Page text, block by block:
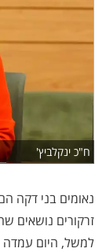
ח"כ ינקלביץ'
נאומים בני דקה
זרקורים
למשל, היום עמדה